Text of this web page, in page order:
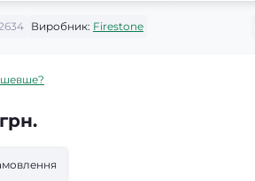
Виробник: Firestone